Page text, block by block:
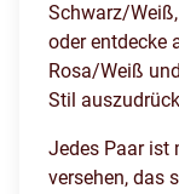
Schwarz/
oder entdecke
Rosa/Weiß
Stil
Jedes Paar ist
versehen, das